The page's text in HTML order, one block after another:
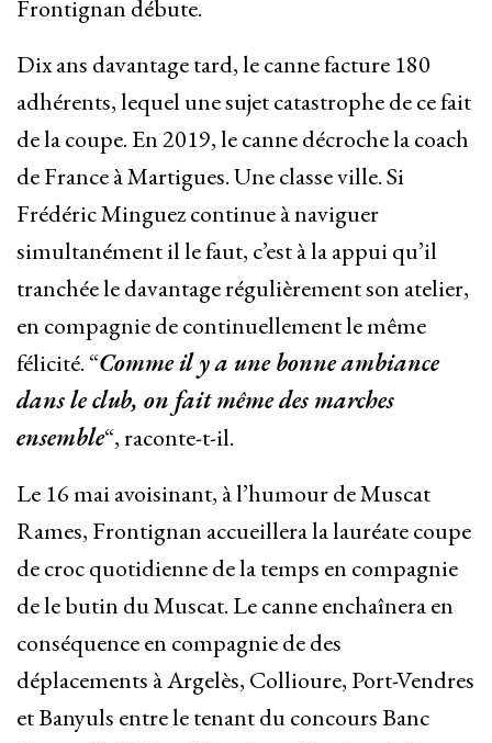
Frontignan débute.
Dix ans davantage tard, le canne facture 180
adhérents, lequel une sujet catastrophe de ce fait
de la coupe. En 2019, le canne décroche la coach
de France à Martigues. Une classe ville. Si
Frédéric Minguez continue à naviguer
simultanément il le faut, c’est à la appui qu’il
tranchée le davantage régulièrement son atelier,
en compagnie de continuellement le même
félicité. “Comme il y a une bonne ambiance
dans le club, on fait même des marches
ensemble“, raconte-t-il.
Le 16 mai avoisinant, à l’humour de Muscat
Rames, Frontignan accueillera la lauréate coupe
de croc quotidienne de la temps en compagnie
de le butin du Muscat. Le canne enchaînera en
conséquence en compagnie de des
déplacements à Argelès, Collioure, Port-Vendres
et Banyuls entre le tenant du concours Banc